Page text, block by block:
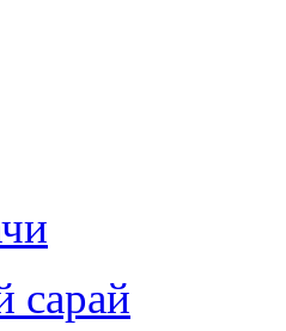
сарай